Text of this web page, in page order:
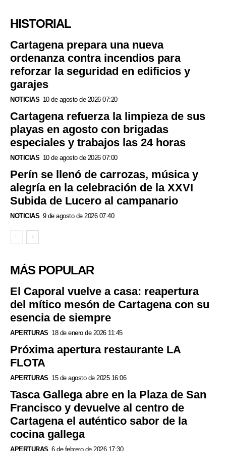
HISTORIAL
Cartagena prepara una nueva
ordenanza contra incendios para
reforzar la seguridad en edificios y
garajes
NOTICIAS 10 de agosto de 2026 07:20
Cartagena refuerza la limpieza de sus
playas en agosto con brigadas
especiales y trabajos las 24 horas
NOTICIAS 10 de agosto de 2026 07:00
Perín se llenó de carrozas, música y
alegría en la celebración de la XXVI
Subida de Lucero al campanario
NOTICIAS 9 de agosto de 2026 07:40
MÁS POPULAR
El Caporal vuelve a casa: reapertura
del mítico mesón de Cartagena con su
esencia de siempre
APERTURAS 18 de enero de 2026 11:45
Próxima apertura restaurante LA
FLOTA
APERTURAS 15 de agosto de 2025 16:06
Tasca Gallega abre en la Plaza de San
Francisco y devuelve al centro de
Cartagena el auténtico sabor de la
cocina gallega
APERTURAS 6 de febrero de 2026 17:30